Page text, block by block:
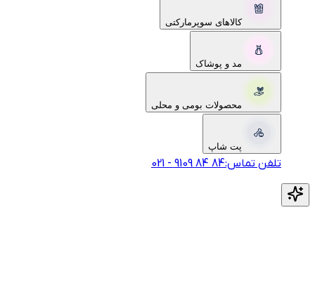
کالاهای سوپرمارکتی
مد و پوشاک
محصولات بومی و محلی
پت شاپ
تلفن تماس: 021-‎9109‎ ‎84‎ ‎84‎